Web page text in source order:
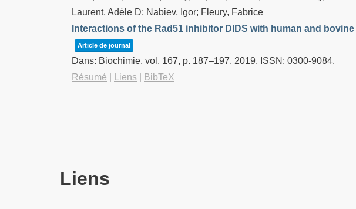
Laurent, Adèle D; Nabiev, Igor; Fleury, Fabrice
Interactions of the Rad51 inhibitor DIDS with human and
Article de journal
Dans: Biochimie, vol. 167, p. 187–197, 2019, ISSN: 0300-9084.
Résumé
Liens BibTeX
Liens